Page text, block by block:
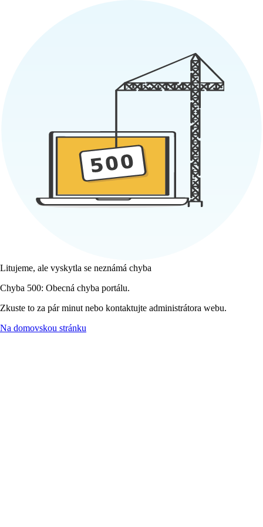
Litujeme, ale vyskytla se neznámá chyba
Chyba 500: Obecná chyba portálu.
Zkuste to za pár minut nebo kontaktujte administrátora webu.
Na domovskou stránku